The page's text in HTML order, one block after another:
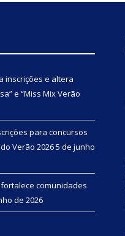
inscrições e altera
e “Miss Mix Verão
para concursos
Verão 20265 de junho
comunidades
de 2026